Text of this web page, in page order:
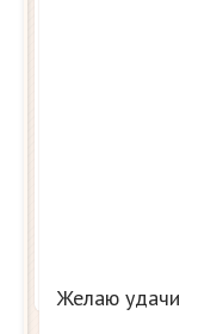
Желаю удачи